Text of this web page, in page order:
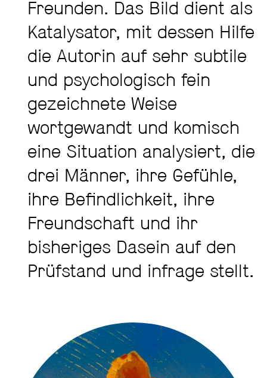
Freunden. Das Bild dient als
Katalysator, mit dessen Hilfe
die Autorin auf sehr subtile
und psychologisch fein
gezeichnete Weise
wortgewandt und komisch
eine Situation analysiert, die
drei Männer, ihre Gefühle,
ihre Befindlichkeit, ihre
Freundschaft und ihr
bisheriges Dasein auf den
Prüfstand und infrage stellt.